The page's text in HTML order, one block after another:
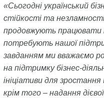
«Сьогодні український
стійкості та
продовжують працювати
потребують нашої
завданням ми вважаємо
на підтримку бізнес-
ініціативи для
крім того – надання